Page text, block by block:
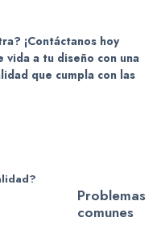
¡Contáctanos hoy
vida a tu diseño con una
que cumpla con las
Problemas
comunes